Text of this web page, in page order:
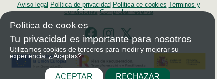
Aviso legal Política de privacidad Política de cookies Términos y
condiciones Comprobar reserva
Política de cookies
Tu privacidad es importante para nosotros
Utilizamos cookies de terceros para medir y mejorar su
experiencia. ¿Aceptas?
ACEPTAR RECHAZAR